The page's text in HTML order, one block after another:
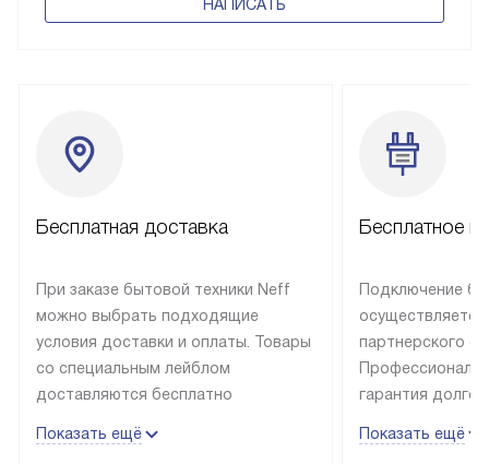
НАПИСАТЬ
Бесплатная доставка
При заказе бытовой техники Neff
можно выбрать подходящие
условия доставки и оплаты. Товары
со специальным лейблом
доставляются бесплатно
до подъезда, отдельная доставка
Показать ещё
Бесплатное
Подключение
партнерского
гарантия
и Санкт-
Показать ещё